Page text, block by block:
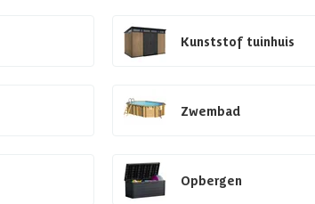
Kunststof tuinhuis
Zwembad
Opbergen